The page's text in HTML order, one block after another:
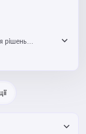
рішень
прав